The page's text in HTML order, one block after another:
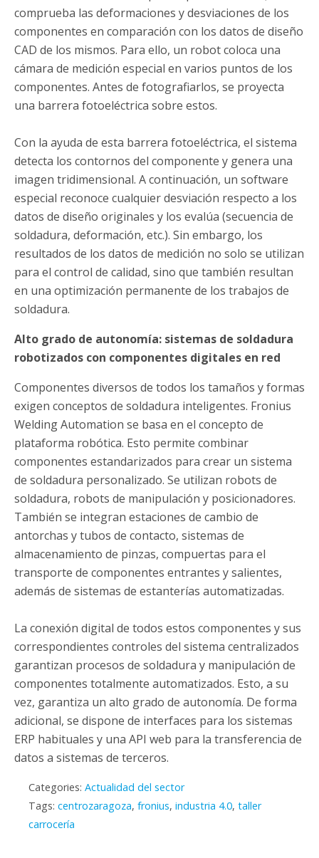
comprueba las deformaciones y desviaciones de los
componentes en comparación con los datos de diseño
CAD de los mismos. Para ello, un robot coloca una
cámara de medición especial en varios puntos de los
componentes. Antes de fotografiarlos, se proyecta
una barrera fotoeléctrica sobre estos.
Con la ayuda de esta barrera fotoeléctrica, el sistema
detecta los contornos del componente y genera una
imagen tridimensional. A continuación, un software
especial reconoce cualquier desviación respecto a los
datos de diseño originales y los evalúa (secuencia de
soldadura, deformación, etc.). Sin embargo, los
resultados de los datos de medición no solo se utilizan
para el control de calidad, sino que también resultan
en una optimización permanente de los trabajos de
soldadura.
Alto grado de autonomía: sistemas de soldadura
robotizados con componentes digitales en red
Componentes diversos de todos los tamaños y formas
exigen conceptos de soldadura inteligentes. Fronius
Welding Automation se basa en el concepto de
plataforma robótica. Esto permite combinar
componentes estandarizados para crear un sistema
de soldadura personalizado. Se utilizan robots de
soldadura, robots de manipulación y posicionadores.
También se integran estaciones de cambio de
antorchas y tubos de contacto, sistemas de
almacenamiento de pinzas, compuertas para el
transporte de componentes entrantes y salientes,
además de sistemas de estanterías automatizadas.
La conexión digital de todos estos componentes y sus
correspondientes controles del sistema centralizados
garantizan procesos de soldadura y manipulación de
componentes totalmente automatizados. Esto, a su
vez, garantiza un alto grado de autonomía. De forma
adicional, se dispone de interfaces para los sistemas
ERP habituales y una API web para la transferencia de
datos a sistemas de terceros.
Categories: Actualidad del sector
Tags: centrozaragoza, fronius, industria 4.0, taller
carrocería